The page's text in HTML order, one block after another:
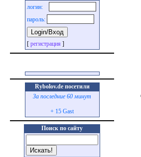
логин:
пароль:
[ регистрация ]
Rybolov.de посетили
За последние 60 минут
+ 15 Gast
Поиск по сайту